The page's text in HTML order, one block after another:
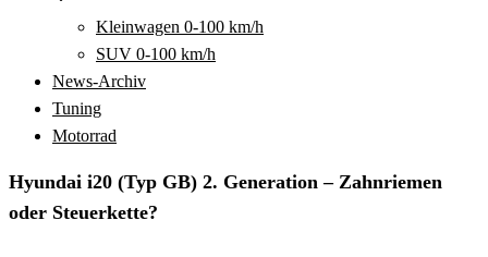
Kleinwagen 0-100 km/h
SUV 0-100 km/h
News-Archiv
Tuning
Motorrad
Hyundai i20 (Typ GB) 2. Generation – Zahnriemen
oder Steuerkette?